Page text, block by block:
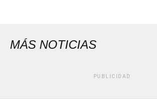
MÁS NOTICIAS
PUBLICIDAD